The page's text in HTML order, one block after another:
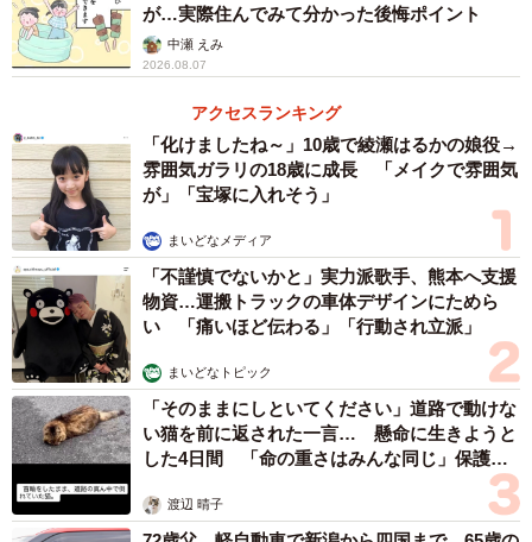
が…実際住んでみて分かった後悔ポイント
中瀬 えみ
2026.08.07
アクセスランキング
「化けましたね～」10歳で綾瀬はるかの娘役→
雰囲気ガラリの18歳に成長 「メイクで雰囲気
が」「宝塚に入れそう」
まいどなメディア
「不謹慎でないかと」実力派歌手、熊本へ支援
物資…運搬トラックの車体デザインにためら
い 「痛いほど伝わる」「行動され立派」
まいどなトピック
「そのままにしといてください」道路で動けな
い猫を前に返された一言… 懸命に生きようと
した4日間 「命の重さはみんな同じ」保護団
渡辺 晴子